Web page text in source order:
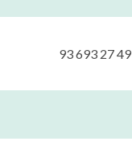
93 693 27 49